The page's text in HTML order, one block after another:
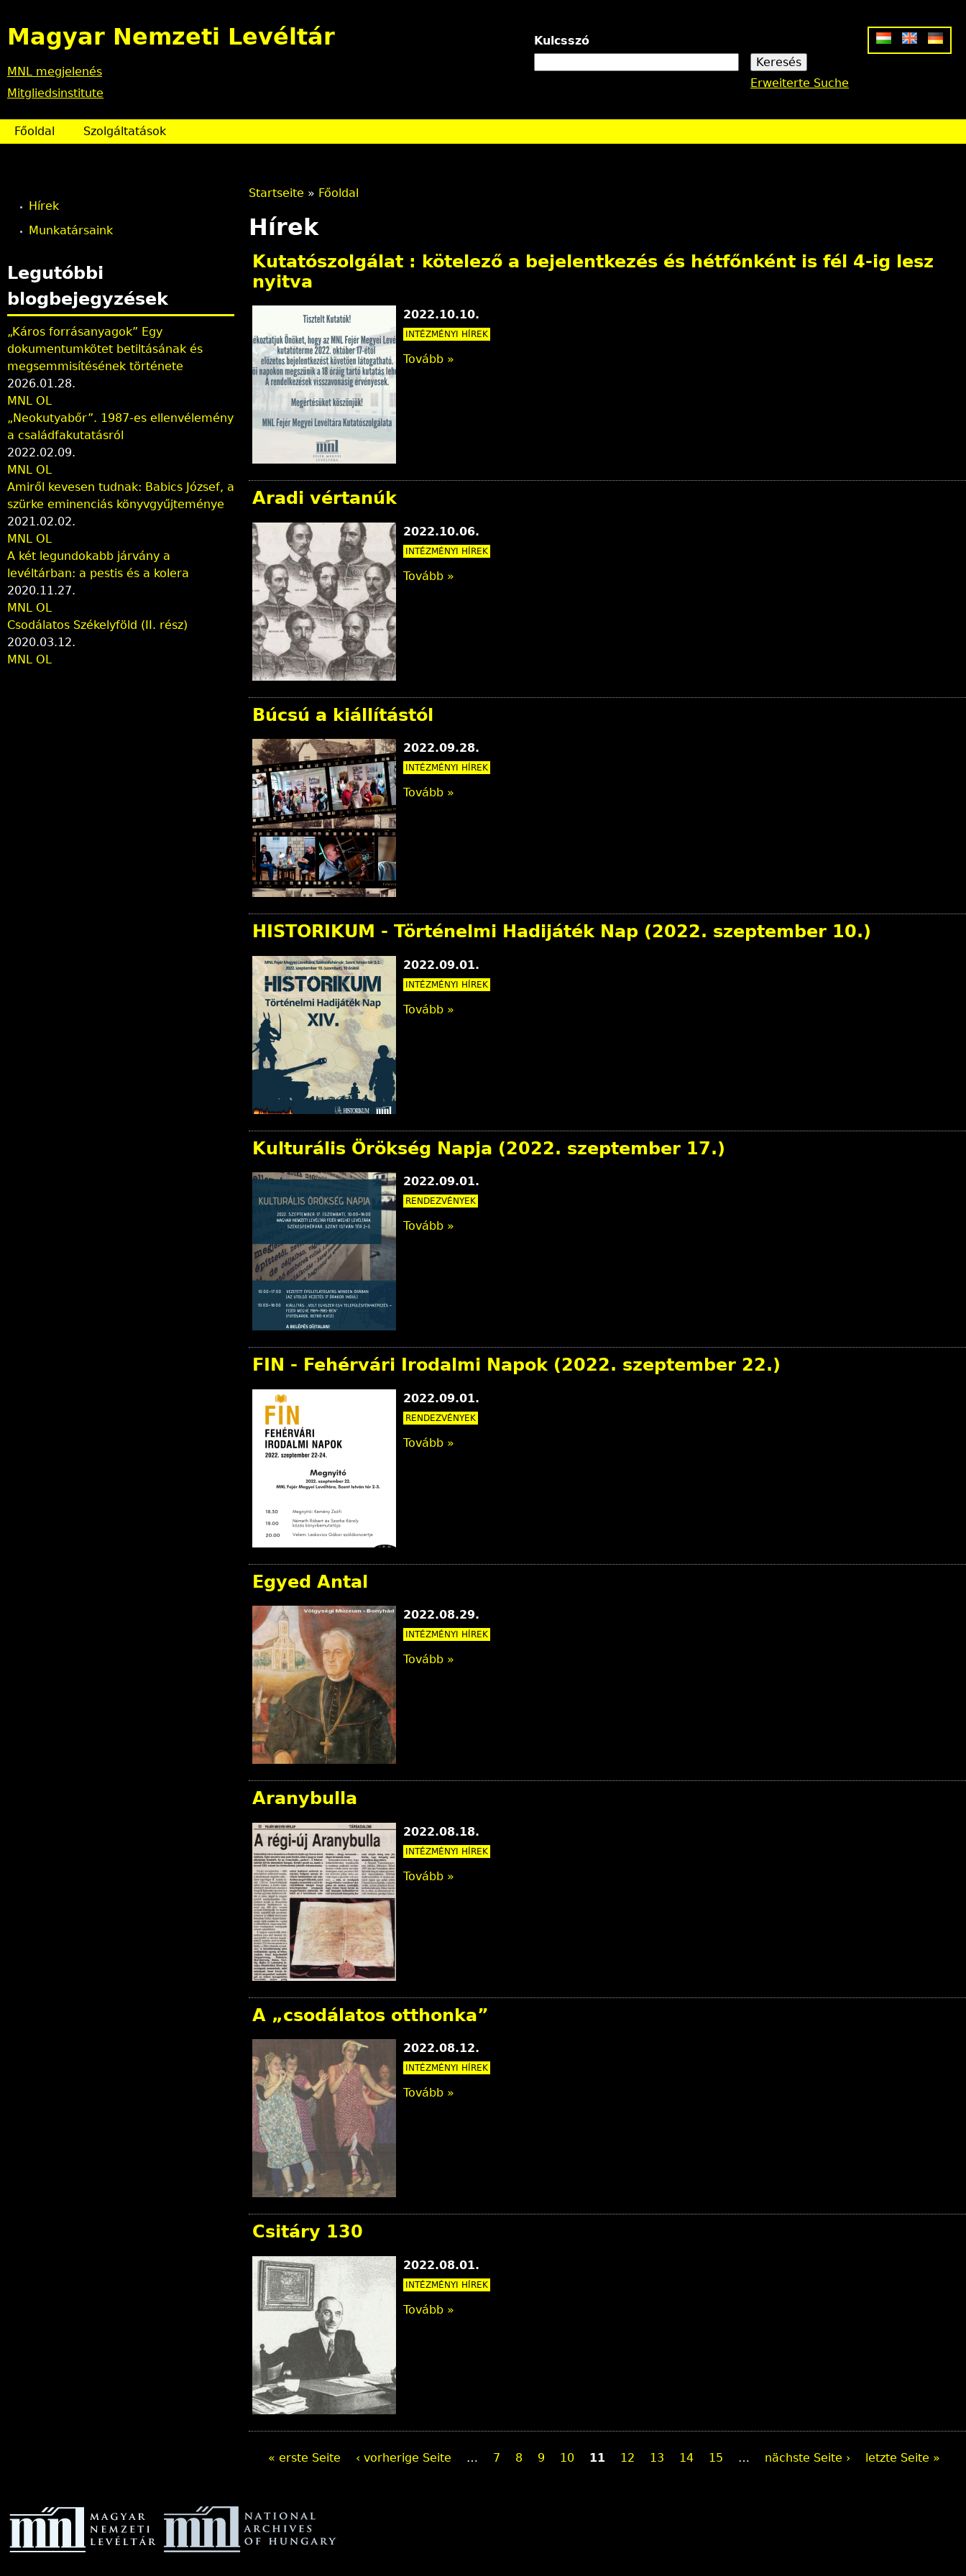
Magyar Nemzeti Levéltár Kulcsszó
Erweiterte Suche
MNL megjelenés
Mitgliedsinstitute
e
i
n
i
e
r
Startseite » Főoldal
Hírek
Kutatószolgálat : kötelező a bejelentkezés és hétfőnként is fél 4-ig lesz
nyitva
2022.10.10.
INTÉZMÉNYI HÍREK
Tovább »
Aradi vértanúk
2022.10.06.
INTÉZMÉNYI HÍREK
Tovább »
Búcsú a kiállítástól
2022.09.28.
INTÉZMÉNYI HÍREK
Tovább »
HISTORIKUM - Történelmi Hadijáték Nap (2022. szeptember 10.)
2022.09.01.
INTÉZMÉNYI HÍREK
Tovább »
Kulturális Örökség Napja (2022. szeptember 17.)
2022.09.01.
RENDEZVÉNYEK
Tovább »
FIN - Fehérvári Irodalmi Napok (2022. szeptember 22.)
2022.09.01.
RENDEZVÉNYEK
Tovább »
Egyed Antal
2022.08.29.
INTÉZMÉNYI HÍREK
Tovább »
Aranybulla
2022.08.18.
INTÉZMÉNYI HÍREK
Tovább »
A „csodálatos otthonka”
2022.08.12.
INTÉZMÉNYI HÍREK
Tovább »
Csitáry 130
2022.08.01.
INTÉZMÉNYI HÍREK
Tovább »
i
« erste Seite ‹ vorherige Seite … 7 8 9 10 11 12 13 14 15 … nächste Seite › letzte Seite »
Főoldal Szolgáltatások
Hírek
Munkatársaink
Legutóbbi
blogbejegyzések
„Káros forrásanyagok” Egy
dokumentumkötet betiltásának és
megsemmisítésének története
2026.01.28.
MNL OL
„Neokutyabőr”. 1987-es ellenvélemény
a családfakutatásról
2022.02.09.
MNL OL
Amiről kevesen tudnak: Babics József, a
szürke eminenciás könyvgyűjteménye
2021.02.02.
MNL OL
A két legundokabb járvány a
levéltárban: a pestis és a kolera
2020.11.27.
MNL OL
Csodálatos Székelyföld (II. rész)
2020.03.12.
MNL OL